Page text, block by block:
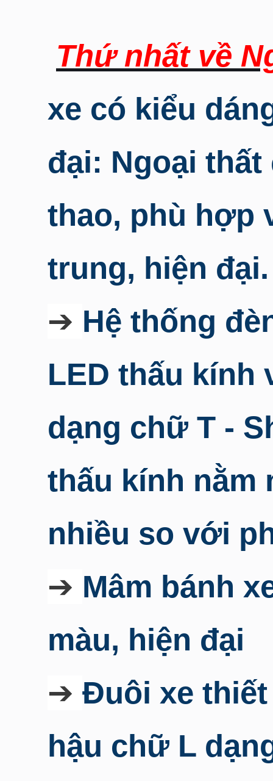
Thứ nhất về
xe có kiểu
đại: Ngoại thất
thao, phù hợp
trung, hiện đại.
➔ Hệ thống
LED thấu kính
dạng chữ T -
thấu kính nằm
nhiều so với
➔ Mâm bánh
màu, hiện đại
➔ Đuôi xe thiết
hậu chữ L